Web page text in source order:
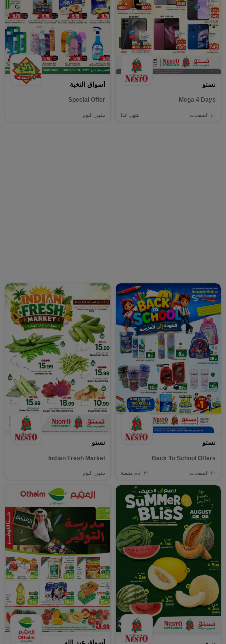
نستو
Mega 4 Days
+٤ الصفحات ينتهي غدا
أسواق النخبة
Special Offer
ينتهي اليوم
نستو
Back To School Offers
+٢ الصفحات +٣ ايام متبقية
نستو
Indian Fresh Market
ينتهي اليوم